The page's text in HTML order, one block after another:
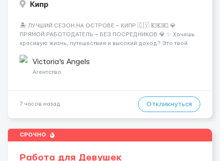
Кипр
🏝️ ЛУЧШИЙ СЕЗОН НА ОСТРОВЕ — КИПР 🇨🇾 💶💶💶 💎
ПРЯМОЙ РАБОТОДАТЕЛЬ — БЕЗ ПОСРЕДНИКОВ 💎 ✨ Хочешь
красивую жизнь, путешествия и высокий доход? Это твой
Опытная команда с годами практики — Стабильный поток
клиентов (без ...
Victoria's Angels
Агентство
7 часов назад Откликнуться
СРОЧНО
Работа для Девушек